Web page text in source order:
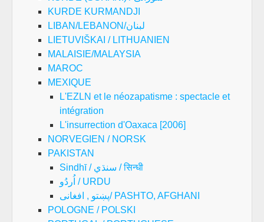
KURDE KURMANDJI
LIBAN/LEBANON/لبنان
LIETUVIŠKAI / LITHUANIEN
MALAISIE/MALAYSIA
MAROC
MEXIQUE
L'EZLN et le néozapatisme : spectacle et
intégration
L'insurrection d'Oaxaca [2006]
NORVEGIEN / NORSK
PAKISTAN
Sindhī / سنڌي / सिन्धी
اُردُو / URDU
پښتو , افغانی/ PASHTO, AFGHANI
POLOGNE / POLSKI